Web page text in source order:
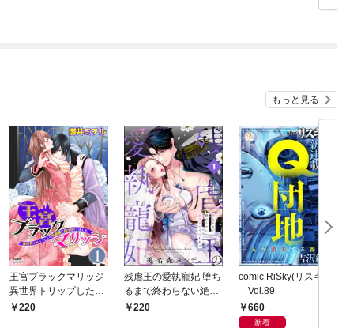
もっと見る
王宮ブラックマリッジ
異世界トリップしたら
宰相様に抱かれていま
220
残虐王の愛執寵妃 堕ち
るまで終わらない絶頂
夜伽で囚われて（分冊
220
comic RiSky(リスキー)
Vol.89
660
新着